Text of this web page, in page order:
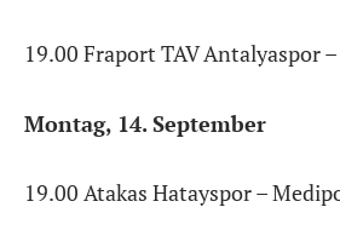
19.00 Fraport TAV Antalyaspor
Montag, 14. September
19.00 Atakas Hatayspor –